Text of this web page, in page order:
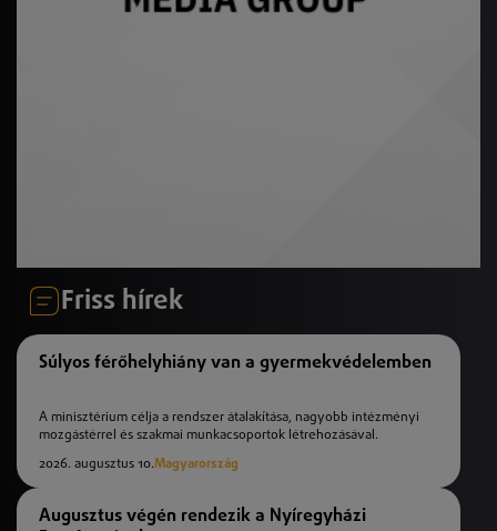
Friss hírek
Súlyos férőhelyhiány van a gyermekvédelemben
A minisztérium célja a rendszer átalakítása, nagyobb intézményi
mozgástérrel és szakmai munkacsoportok létrehozásával.
2026. augusztus 10.Magyarország
Augusztus végén rendezik a Nyíregyházi